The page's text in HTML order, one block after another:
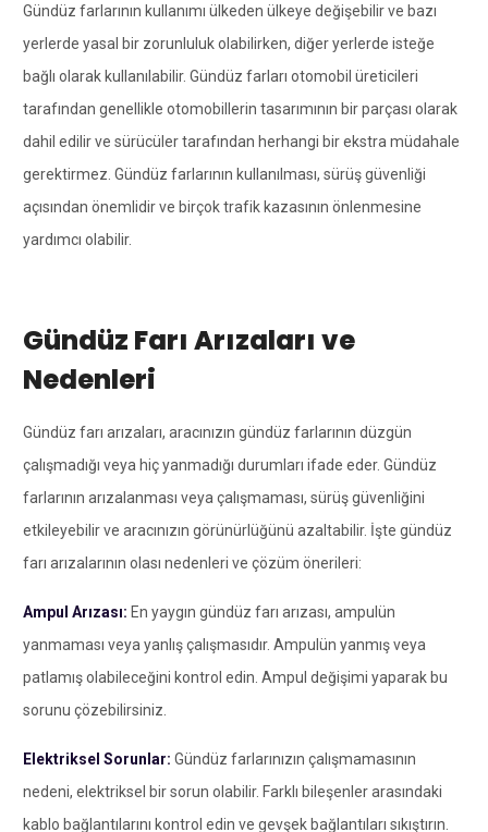
Gündüz farlarının kullanımı ülkeden ülkeye değişebilir ve bazı
yerlerde yasal bir zorunluluk olabilirken, diğer yerlerde isteğe
bağlı olarak kullanılabilir. Gündüz farları otomobil üreticileri
tarafından genellikle otomobillerin tasarımının bir parçası olarak
dahil edilir ve sürücüler tarafından herhangi bir ekstra müdahale
gerektirmez. Gündüz farlarının kullanılması, sürüş güvenliği
açısından önemlidir ve birçok trafik kazasının önlenmesine
yardımcı olabilir.
Gündüz Farı Arızaları ve
Nedenleri
Gündüz farı arızaları, aracınızın gündüz farlarının düzgün
çalışmadığı veya hiç yanmadığı durumları ifade eder. Gündüz
farlarının arızalanması veya çalışmaması, sürüş güvenliğini
etkileyebilir ve aracınızın görünürlüğünü azaltabilir. İşte gündüz
farı arızalarının olası nedenleri ve çözüm önerileri:
Ampul Arızası: En yaygın gündüz farı arızası, ampulün
yanmaması veya yanlış çalışmasıdır. Ampulün yanmış veya
patlamış olabileceğini kontrol edin. Ampul değişimi yaparak bu
sorunu çözebilirsiniz.
Elektriksel Sorunlar: Gündüz farlarınızın çalışmamasının
nedeni, elektriksel bir sorun olabilir. Farklı bileşenler arasındaki
kablo bağlantılarını kontrol edin ve gevşek bağlantıları sıkıştırın.